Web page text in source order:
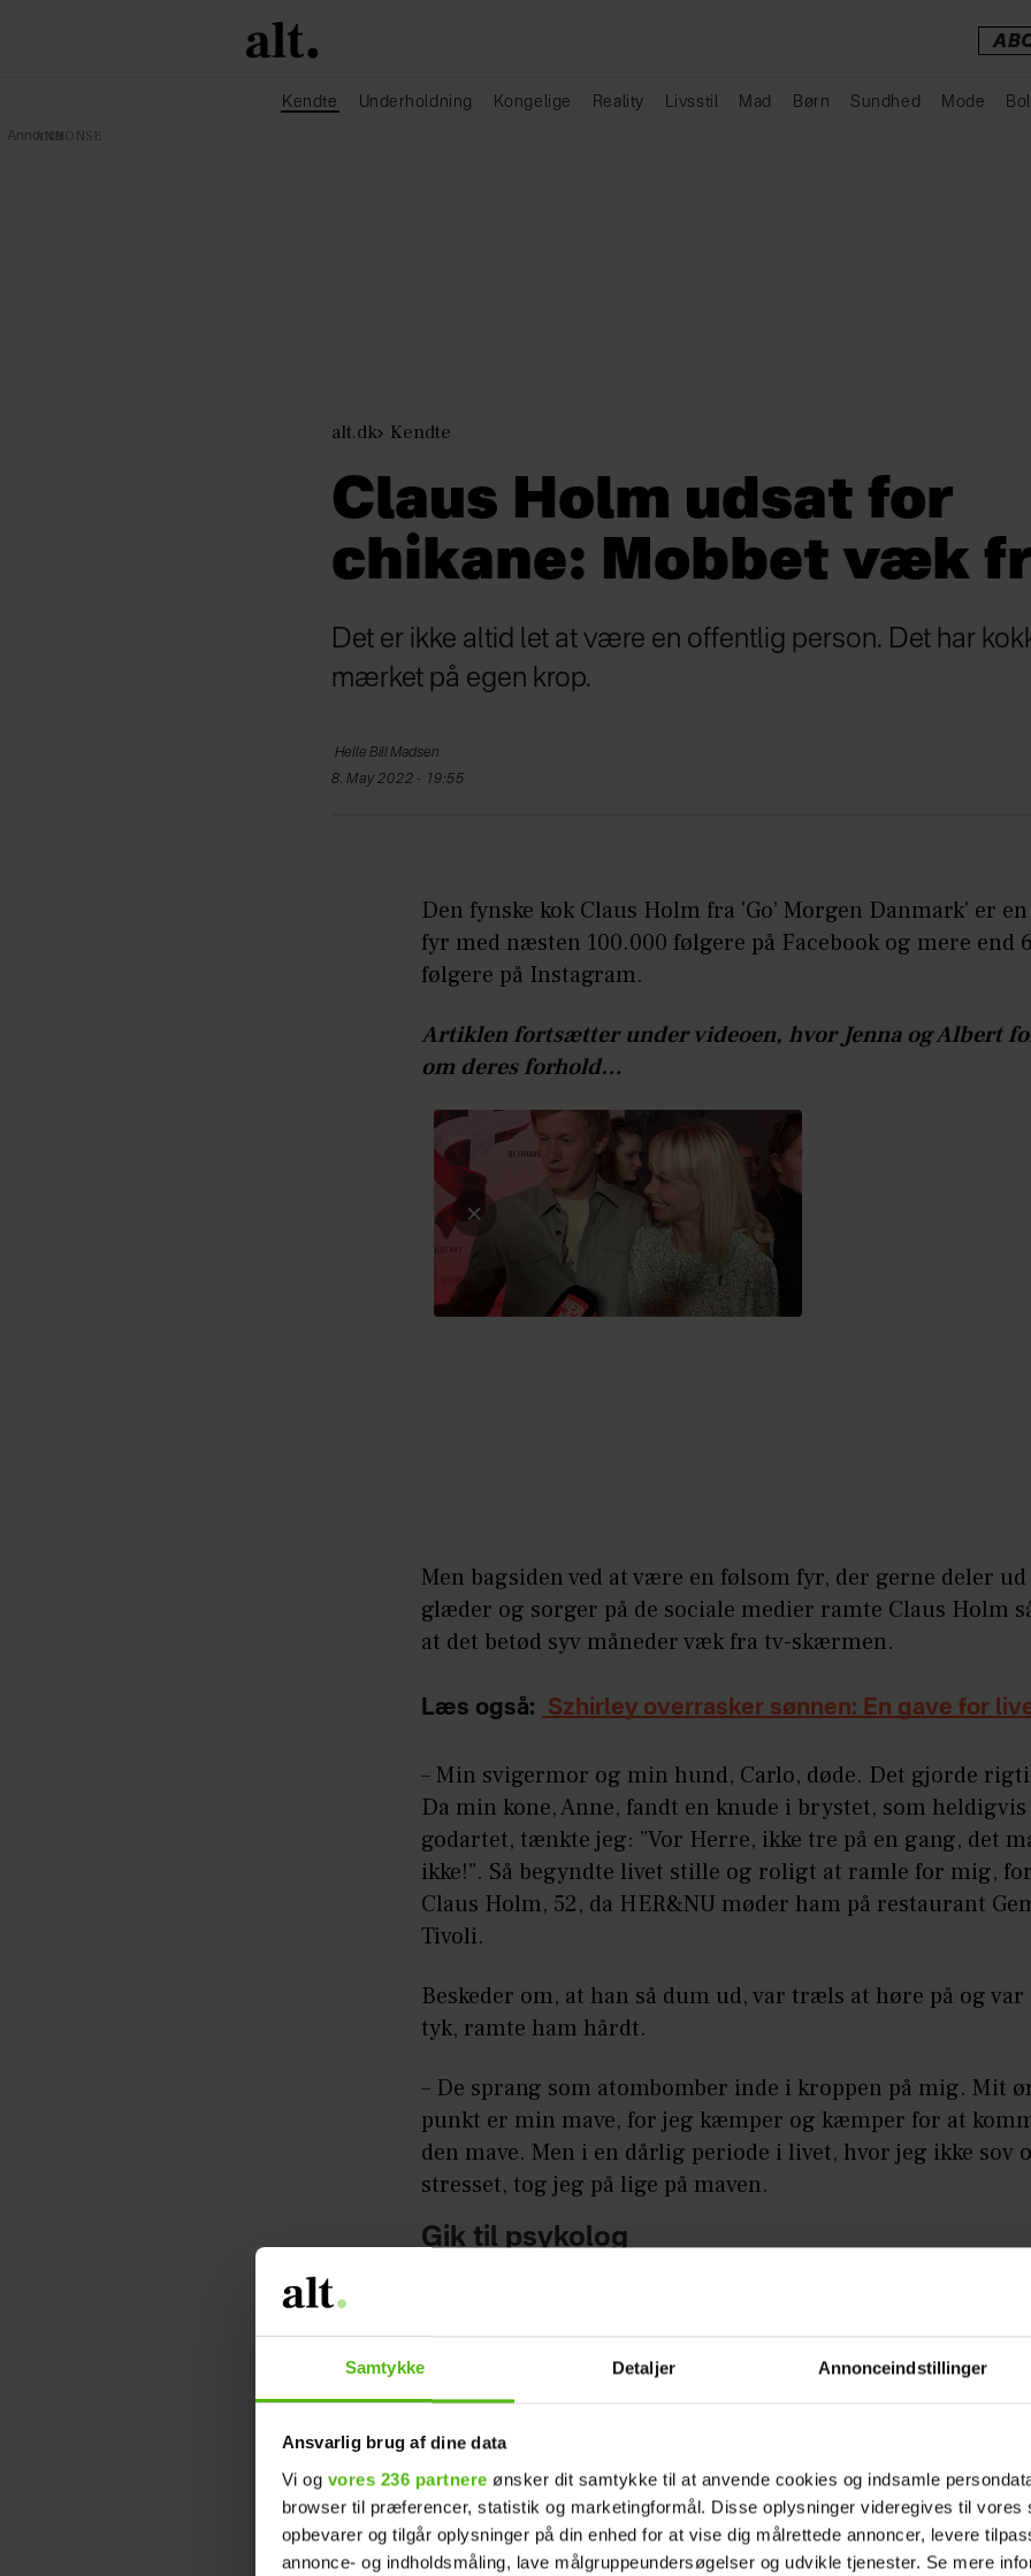
Samtykke Detaljer Annonceindstillinger
Ansvarlig brug af dine data
Vi og vores 236 partnere ønsker dit samtykke til at anvende cookies og indsamle
browser til præferencer, statistik og marketingformål. Disse oplysninger videregives til vores
opbevarer og tilgår oplysninger på din enhed for at vise dig målrettede annoncer, levere
annonce- og indholdsmåling, lave målgruppeundersøgelser og udvikle tjenester. Se mere
Kendte Underholdning Kongelige Reality Livsstil Mad Børn Sundhed Mode
alt.dk Kendte
Claus Holm udsat for
chikane: Mobbet væk
Det er ikke altid let at være en offentlig person. Det har
mærket på egen krop.
Helle Bill Madsen
8. May 2022 - 19:55
Den fynske kok Claus Holm fra 'Go’ Morgen Danmark' er
fyr med næsten 100.000 følgere på Facebook og mere end
følgere på Instagram.
Artiklen fortsætter under videoen, hvor Jenna og Albert
om deres forhold…
Men bagsiden ved at være en følsom fyr, der gerne deler
glæder og sorger på de sociale medier ramte Claus Holm
at det betød syv måneder væk fra tv-skærmen.
Læs også: Szhirley overrasker sønnen: En gave for
– Min svigermor og min hund, Carlo, døde. Det gjorde
Da min kone, Anne, fandt en knude i brystet, som heldigvis
godartet, tænkte jeg: ”Vor Herre, ikke tre på en gang, det
ikke!”. Så begyndte livet stille og roligt at ramle for mig,
Claus Holm, 52, da HER&NU møder ham på restaurant
Tivoli.
Beskeder om, at han så dum ud, var træls at høre på og var
tyk, ramte ham hårdt.
– De sprang som atombomber inde i kroppen på mig. Mit
punkt er min mave, for jeg kæmper og kæmper for at
den mave. Men i en dårlig periode i livet, hvor jeg ikke sov
stresset, tog jeg på lige på maven.
Gik til psykolog
Efter råd fra en psykolog, tog han derfor en pause fra 'Go'
Annonce